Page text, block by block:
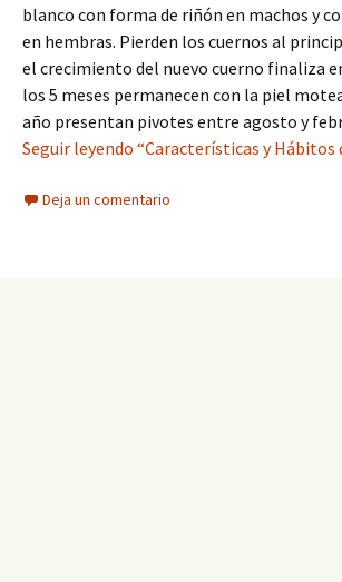
blanco con forma de riñón en machos y
en hembras. Pierden los cuernos al
el crecimiento del nuevo cuerno finaliza
los 5 meses permanecen con la piel
año presentan pivotes entre agosto y
Seguir leyendo “Características y Hábitos
Deja un comentario